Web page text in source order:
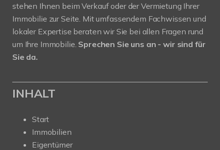
stehen Ihnen beim Verkauf oder der Vermietung Ihrer
Immobilie zur Seite. Mit umfassendem Fachwissen und
lokaler Expertise beraten wir Sie bei allen Fragen rund
um Ihre Immobilie. Sprechen Sie uns an - wir sind für
Sie da.
INHALT
Start
Immobilien
Eigentümer